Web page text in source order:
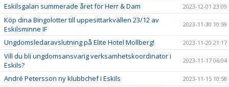
Eskilsgalan summerade året för Herr & Dam 2023-12-01 23:09
Köp dina Bingolotter till uppesittarkvällen 23/12 av
Eskilsminne IF
2023-11-30 10:59
Ungdomsledaravslutning på Elite Hotel Mollberg! 2023-11-20 21:17
Vill du bli ungdomsansvarig verksamhetskoordinator i
Eskils?
2023-11-17 06:04
André Petersson ny klubbchef i Eskils 2023-11-15 10:58